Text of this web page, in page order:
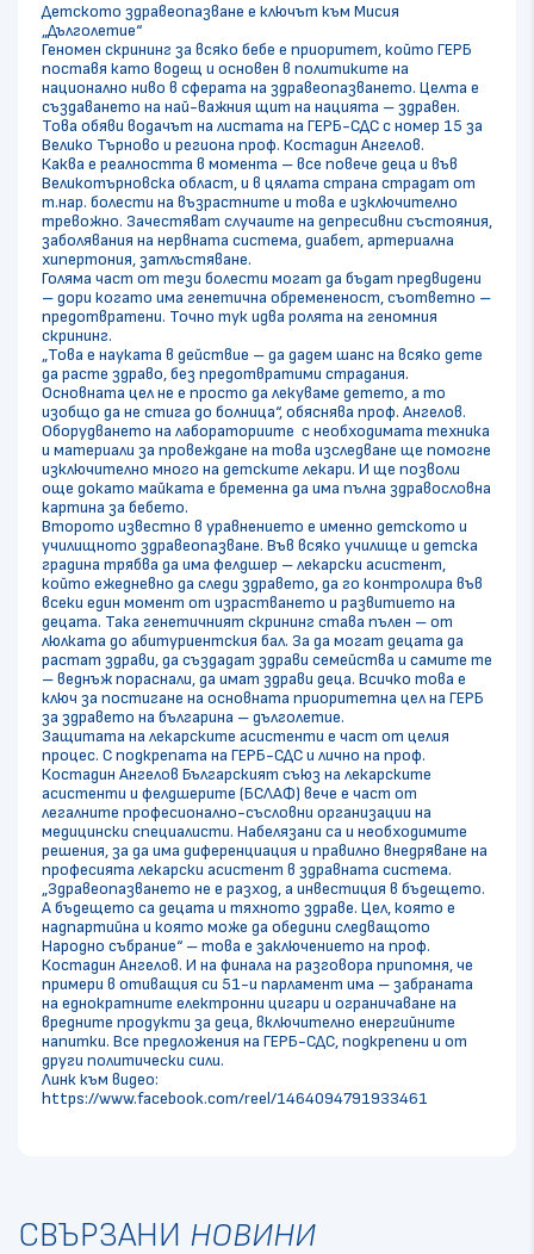
Детското здравеопазване е ключът към Мисия
„Дълголетие“
Геномен скрининг за всяко бебе е приоритет, който ГЕРБ
поставя като водещ и основен в политиките на
национално ниво в сферата на здравеопазването. Целта е
създаването на най-важния щит на нацията – здравен.
Това обяви водачът на листата на ГЕРБ-СДС с номер 15 за
Велико Търново и региона проф. Костадин Ангелов.
Каква е реалността в момента – все повече деца и във
Великотърновска област, и в цялата страна страдат от
т.нар. болести на възрастните и това е изключително
тревожно. Зачестяват случаите на депресивни състояния,
заболявания на нервната система, диабет, артериална
хипертония, затлъстяване.
Голяма част от тези болести могат да бъдат предвидени
– дори когато има генетична обремененост, съответно –
предотвратени. Точно тук идва ролята на геномния
скрининг.
„Това е науката в действие – да дадем шанс на всяко дете
да расте здраво, без предотвратими страдания.
Основната цел не е просто да лекуваме детето, а то
изобщо да не стига до болница“, обяснява проф. Ангелов.
Оборудването на лабораториите с необходимата техника
и материали за провеждане на това изследване ще помогне
изключително много на детските лекари. И ще позволи
още докато майката е бременна да има пълна здравословна
картина за бебето.
Второто известно в уравнението е именно детското и
училищното здравеопазване. Във всяко училище и детска
градина трябва да има фелдшер – лекарски асистент,
който ежедневно да следи здравето, да го контролира във
всеки един момент от израстването и развитието на
децата. Така генетичният скрининг става пълен – от
люлката до абитуриентския бал. За да могат децата да
растат здрави, да създадат здрави семейства и самите те
– веднъж пораснали, да имат здрави деца. Всичко това е
ключ за постигане на основната приоритетна цел на ГЕРБ
за здравето на българина – дълголетие.
Защитата на лекарските асистенти е част от целия
процес. С подкрепата на ГЕРБ-СДС и лично на проф.
Костадин Ангелов Българският съюз на лекарските
асистенти и фелдшерите (БСЛАФ) вече е част от
легалните професионално-съсловни организации на
медицински специалисти. Набелязани са и необходимите
решения, за да има диференциация и правилно внедряване на
професията лекарски асистент в здравната система.
„Здравеопазването не е разход, а инвестиция в бъдещето.
А бъдещето са децата и тяхното здраве. Цел, която е
надпартийна и която може да обедини следващото
Народно събрание“ – това е заключението на проф.
Костадин Ангелов. И на финала на разговора припомня, че
примери в отиващия си 51-и парламент има – забраната
на еднократните електронни цигари и ограничаване на
вредните продукти за деца, включително енергийните
напитки. Все предложения на ГЕРБ-СДС, подкрепени и от
други политически сили.
Линк към видео:
https://www.facebook.com/reel/1464094791933461
СВЪРЗАНИ НОВИНИ